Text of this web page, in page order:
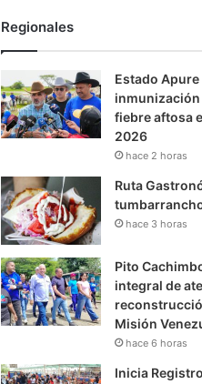
Regionales
Estado
fiebre aftosa
2026
hace 2 horas
Ruta
hace 3 horas
Pito
integral de
Misión
hace 6 horas
Inicia